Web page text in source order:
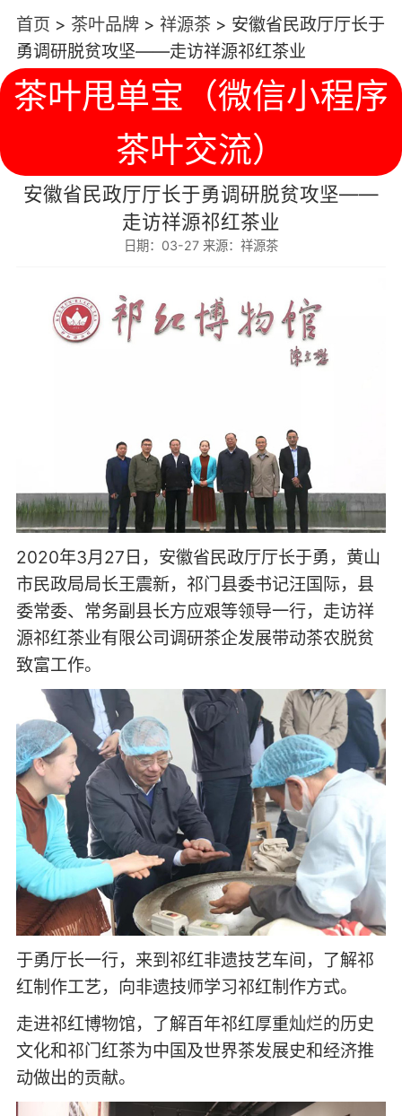
首页 > 茶叶品牌> 祥源茶> 安徽省民政厅厅长于
勇调研脱贫攻坚——走访祥源祁红茶业
茶叶甩单宝（微信小程序
茶叶交流）
安徽省民政厅厅长于勇调研脱贫攻坚——
走访祥源祁红茶业
日期：03-27 来源：祥源茶
2020年3月27日，安徽省民政厅厅长于勇，黄山
市民政局局长王震新，祁门县委书记汪国际，县
委常委、常务副县长方应艰等领导一行，走访祥
源祁红茶业有限公司调研茶企发展带动茶农脱贫
致富工作。
于勇厅长一行，来到祁红非遗技艺车间，了解祁
红制作工艺，向非遗技师学习祁红制作方式。
走进祁红博物馆，了解百年祁红厚重灿烂的历史
文化和祁门红茶为中国及世界茶发展史和经济推
动做出的贡献。